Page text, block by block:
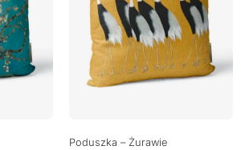
Poduszka – Żurawie